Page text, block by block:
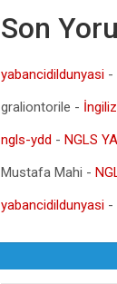
Son
yabancidildunyasi -
graliontorile -
ngls-ydd -NGLS
Mustafa Mahi -
yabancidildunyasi -